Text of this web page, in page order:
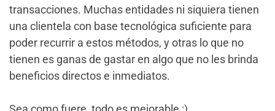
transacciones. Muchas entidades ni siquiera tienen
una clientela con base tecnológica suficiente para
poder recurrir a estos métodos, y otras lo que no
tienen es ganas de gastar en algo que no les brinda
beneficios directos e inmediatos.